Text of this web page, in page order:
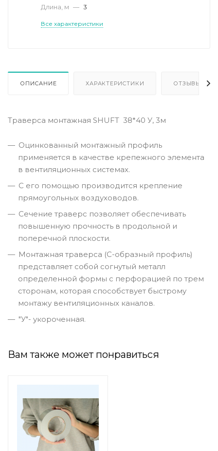
Длина, м — 3
Все характеристики
ОПИСАНИЕ ХАРАКТЕРИСТИКИ ОТЗЫВЫ
Траверса монтажная SHUFT 38*40 У, 3м
Оцинкованный монтажный профиль
применяется в качестве крепежного элемента
в вентиляционных системах.
C его помощью производится крепление
прямоугольных воздуховодов.
Cечение траверс позволяет обеспечивать
повышенную прочность в продольной и
поперечной плоскости.
Монтажная траверса (С-образный профиль)
представляет собой согнутый металл
определенной формы с перфорацией по трем
сторонам, которая способствует быстрому
монтажу вентиляционных каналов.
"У"- укороченная.
Вам также может понравиться